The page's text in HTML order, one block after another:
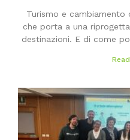
Turismo e
che porta a una
destinazioni. E di come